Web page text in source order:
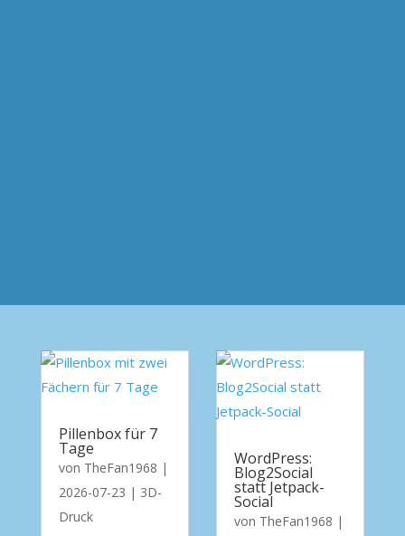
Pillenbox für 7
Tage
von TheFan1968 |
2026-07-23 | 3D-
Druck
WordPress:
Blog2Social
statt Jetpack-
Social
von TheFan1968 |